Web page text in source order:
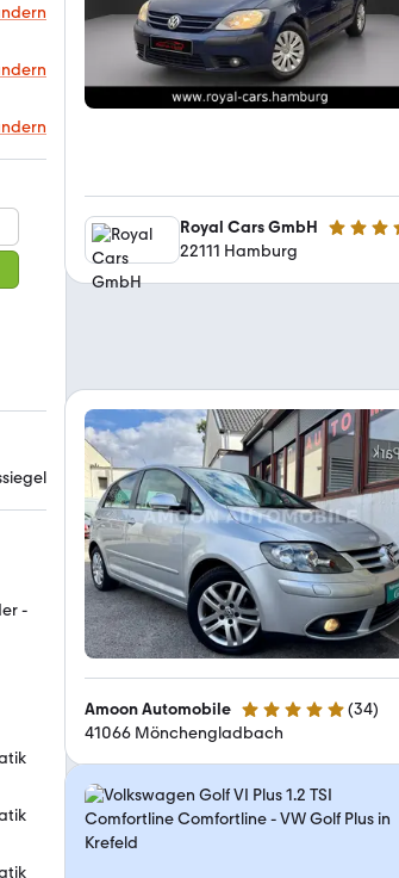
-
Royal Cars GmbH 4.8
22111 Hamburg
Amoon Automobile 5 Sterne (34)
41066 Mönchengladbach